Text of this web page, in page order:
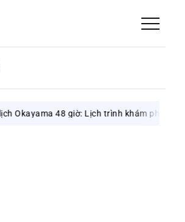
48 giờ: Lịch trình khám phá vùng đất mặt